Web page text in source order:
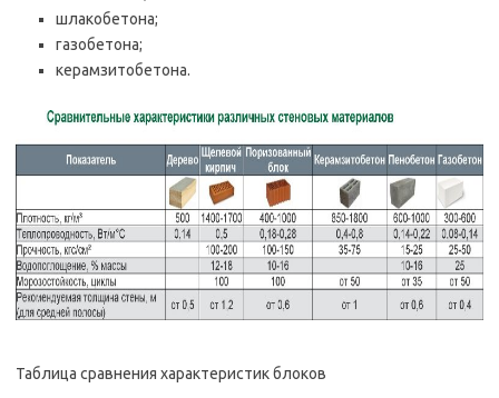
шлакобетона;
газобетона;
керамзитобетона.
Таблица сравнения характеристик блоков